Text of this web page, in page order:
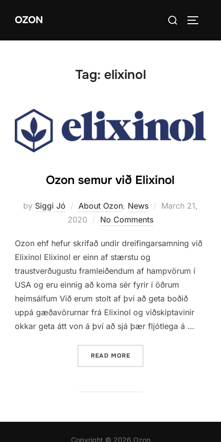
OZON
Search
Tag: elixinol
Ozon semur við Elixinol
by Siggi Jó About Ozon, News
Posted
March 21,
2020
No Comments
Ozon ehf hefur skrifað undir dreifingarsamning við
Elixinol Elixinol er einn af stærstu og
traustverðugustu framleiðendum af hampvörum í
USA og eru einnig að koma sér fyrir í öðrum
heimsálfum Við erum stolt af því að geta boðið
uppá gæðavörurnar frá Elixinol og viðskiptavinir
okkar geta átt von á því að sjá þær fljótlega á …
READ MORE
Copyright © 2026 Ozon